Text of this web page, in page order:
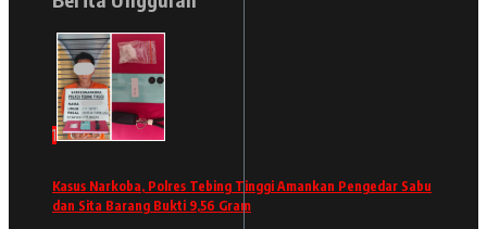
1
Kasus Narkoba, Polres Tebing Tinggi Amankan Pengedar Sabu
dan Sita Barang Bukti 9,56 Gram